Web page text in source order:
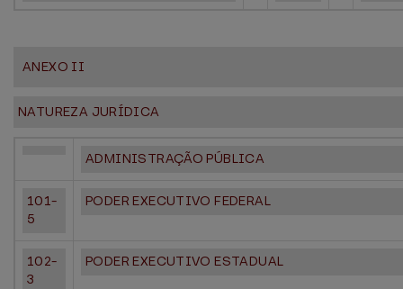
ANEXO II
NATUREZA JURÍDICA
ADMINISTRAÇÃO PÚBLICA
101-
5
PODER EXECUTIVO FEDERAL
102-
3
PODER EXECUTIVO ESTADUAL